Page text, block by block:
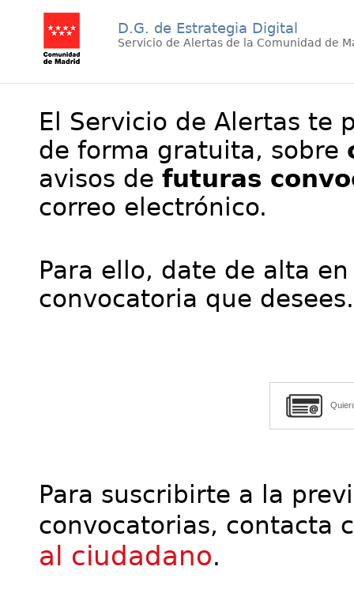
D.G. de Estrategia Digital
Servicio de Alertas de la Comunidad de
El Servicio de Alertas te
de forma gratuita, sobre
avisos de futuras
correo electrónico.
Para ello, date de alta
convocatoria que desees.
Para suscribirte a la
convocatorias, contacta
al ciudadano.